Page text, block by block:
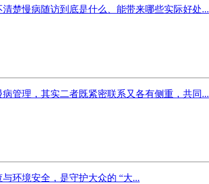
楚慢病随访到底是什么、能带来哪些实际好处...
管理，其实二者既紧密联系又各有侧重，共同...
环境安全，是守护大众的 “大...